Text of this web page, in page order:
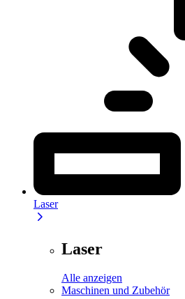
Laser
Laser
Alle anzeigen
Maschinen und Zubehör